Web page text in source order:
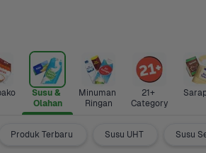
Susu &
Olahan
Minuman
Ringan
21+
Category
Produk Terbaru Susu UHT Susu